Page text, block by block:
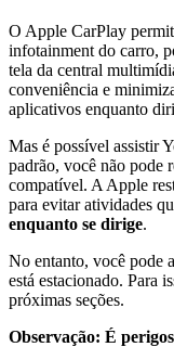
O Apple CarPlay
infotainment do carro,
tela da central
conveniência e
aplicativos enquanto
Mas é possível assistir
padrão, você não pode
compatível. A Apple
para evitar atividades
enquanto se dirige.
No entanto, você pode
está estacionado. Para
próximas seções.
Observação: É